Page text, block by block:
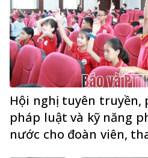
Hội nghị tuyên truyền,
pháp luật và kỹ năng
nước cho đoàn viên,